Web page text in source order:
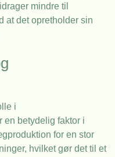
mindre til
at det opretholder sin
i
en betydelig faktor i
for en stor
hvilket gør det til et